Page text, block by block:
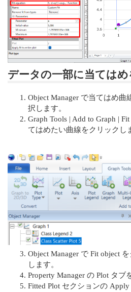
データの一部に当てはめ
Object Manager で当てはめ
択します。
Graph Tools | Add to Graph |
てはめたい曲線をクリックし
Object Manager で Fit object
します。
Property Manager の Plot タブ
Fitted Plot セクションの